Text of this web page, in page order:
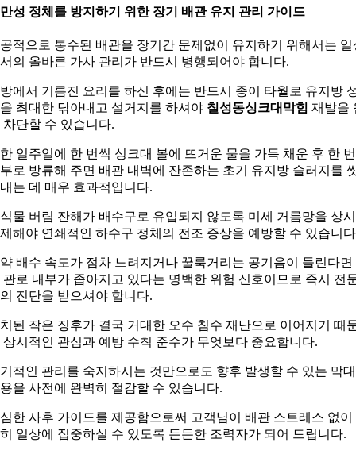
성 정체를 방지하기 위한 장기 배관 유지 관리 가이드
적으로 통수된 배관을 장기간 문제없이 유지하기 위해서는 일
의 올바른 가사 관리가 반드시 병행되어야 합니다.
에서 기름진 요리를 하신 후에는 반드시 종이 타월로 유지방
최대한 닦아내고 설거지를 하셔야 칠성동싱크대막힘 재발을
차단할 수 있습니다.
일주일에 한 번씩 싱크대 볼에 뜨거운 물을 가득 채운 후 한
로 방류해 주면 배관 내벽에 잔존하는 초기 유지방 슬러지를
는 데 매우 효과적입니다.
물 버림 잔해가 배수구로 유입되지 않도록 미세 거름망을 상시
해야 연쇄적인 하수구 정체의 전조 증상을 예방할 수 있습니
배수 속도가 점차 느려지거나 꿀룩거리는 공기음이 들린다면
관로 내부가 좁아지고 있다는 명백한 위험 신호이므로 즉시 전
진단을 받으셔야 합니다.
된 작은 징후가 결국 거대한 오수 침수 재난으로 이어지기 때
상시적인 관심과 예방 수칙 준수가 무엇보다 중요합니다.
적인 관리를 숙지하시는 것만으로도 향후 발생할 수 있는 막
을 사전에 완벽히 절감할 수 있습니다.
한 사후 가이드를 제공함으로써 고객님이 배관 스트레스 없이
일상에 집중하실 수 있도록 든든한 조력자가 되어 드립니다.